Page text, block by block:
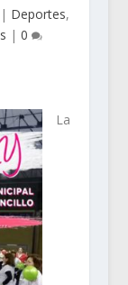
| Deportes,
| 0
La